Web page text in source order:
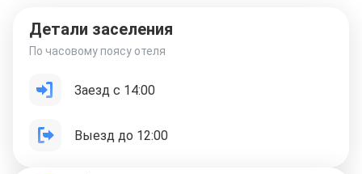
Детали заселения
По часовому поясу отеля
Заезд с 14:00
Выезд до 12:00